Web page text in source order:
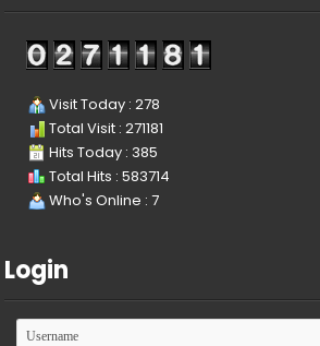
Visit Today : 278
Total Visit : 271181
Hits Today : 385
Total Hits : 583714
Who's Online : 7
Login